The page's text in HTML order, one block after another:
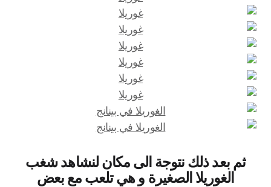
ثم بعد ذلك نتوجة الى مكان لنشاهد شغب
الغوريلا الصغيرة و هي تلعب مع بعض